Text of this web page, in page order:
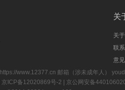
关
关
联
意
https://www.12377.cn 邮箱（涉未成年人）
| 京ICP备12020869号-2 | 京公网安备